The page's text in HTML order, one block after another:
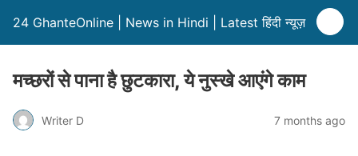
24 GhanteOnline | News in Hindi | Latest हिंदी न्यूज़
मच्छरों से पाना है छुटकारा, ये नुस्खे आएंगे काम
Writer D 7 months ago